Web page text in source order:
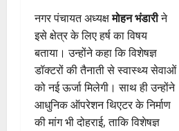
नगर पंचायत अध्यक्षमोहन भंडारीने
इसे क्षेत्र के लिए हर्ष का विषय
बताया। उन्होंने कहा कि विशेषज्ञ
डॉक्टरों की तैनाती से स्वास्थ्य सेवाओं
को नई ऊर्जा मिलेगी। साथ ही उन्होंने
आधुनिक ऑपरेशन थिएटर के निर्माण
की मांग भी दोहराई, ताकि विशेषज्ञ